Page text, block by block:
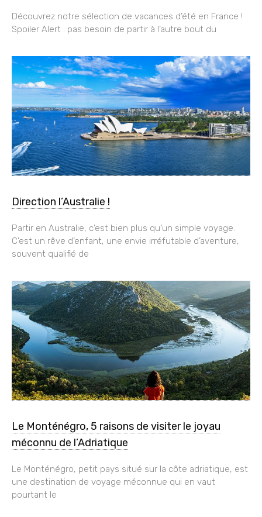
Découvrez notre sélection de vacances d’été en France !
Spoiler Alert : pas besoin de partir à l’autre bout du
Direction l’Australie !
Partir en Australie, c’est bien plus qu’un simple voyage.
C’est un rêve d’enfant, une envie irréfutable d’aventure,
souvent qualifié de
Le Monténégro, 5 raisons de visiter le joyau
méconnu de l’Adriatique
Le Monténégro, petit pays situé sur la côte adriatique, est
une destination de voyage méconnue qui en vaut
pourtant le